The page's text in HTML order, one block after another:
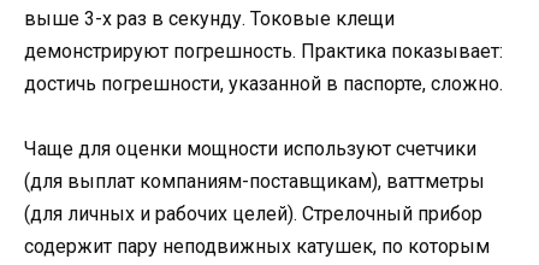
выше 3-х раз в секунду. Токовые клещи
демонстрируют погрешность. Практика показывает:
достичь погрешности, указанной в паспорте, сложно.
Чаще для оценки мощности используют счетчики
(для выплат компаниям-поставщикам), ваттметры
(для личных и рабочих целей). Стрелочный прибор
содержит пару неподвижных катушек, по которым